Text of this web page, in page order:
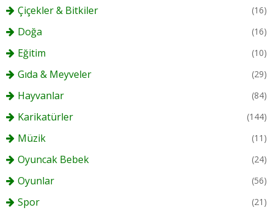
Çiçekler & Bitkiler (16)
Doğa (16)
Eğitim (10)
Gıda & Meyveler (29)
Hayvanlar (84)
Karikatürler (144)
Müzik (11)
Oyuncak Bebek (24)
Oyunlar (56)
Spor (21)